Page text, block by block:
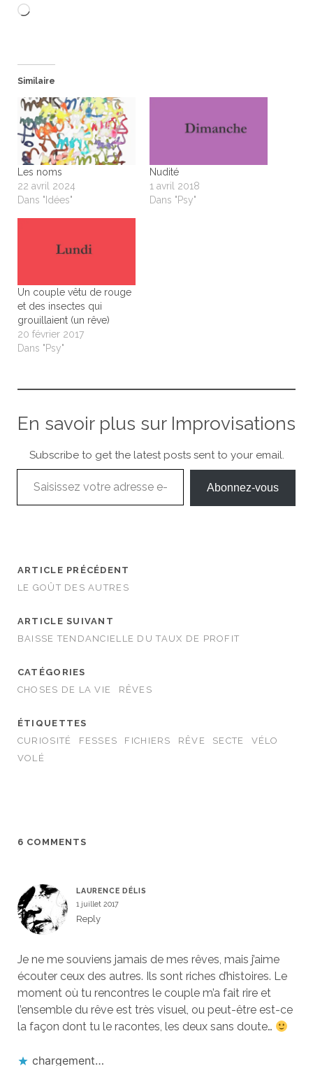
Chargement…
Similaire
Les noms
22 avril 2024
Dans "Idées"
Nudité
1 avril 2018
Dans "Psy"
Un couple vêtu de rouge
et des insectes qui
grouillaient (un rêve)
20 février 2017
Dans "Psy"
En savoir plus sur Improvisations
Subscribe to get the latest posts sent to your email.
Saisissez votre adresse e-mail…
Abonnez-vous
ARTICLE PRÉCÉDENT
LE GOÛT DES AUTRES
ARTICLE SUIVANT
BAISSE TENDANCIELLE DU TAUX DE PROFIT
CATÉGORIES
CHOSES DE LA VIE
RÊVES
ÉTIQUETTES
CURIOSITÉ
FESSES FICHIERS RÊVE SECTE
VÉLO
VOLÉ
6 COMMENTS
LAURENCE DÉLIS
1 juillet 2017
Reply
Je ne me souviens jamais de mes rêves, mais j’aime
écouter ceux des autres. Ils sont riches d’histoires. Le
moment où tu rencontres le couple m’a fait rire et
l’ensemble du rêve est très visuel, ou peut-être est-ce
la façon dont tu le racontes, les deux sans doute…
chargement…